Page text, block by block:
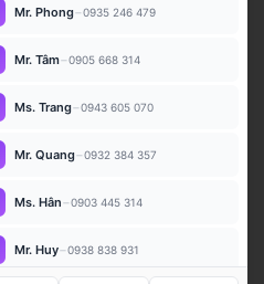
Mr. Phong-0935 246 479
Mr. Tâm-0905 668 314
Ms. Trang-0943 605 070
Mr. Quang-0932 384 357
Ms. Hân-0903 445 314
Mr. Huy-0938 838 931
MẠNG THÀNH CÔNG
Vinh, P. Phú Thạnh, TP. Hồ Chí